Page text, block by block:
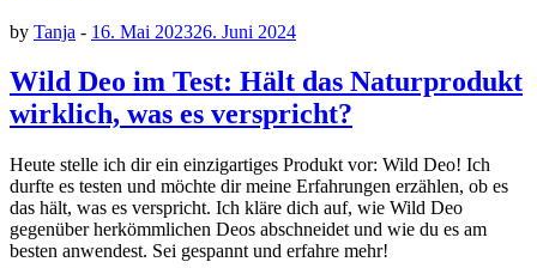
by Tanja - 16. Mai 202326. Juni 2024
Wild Deo im Test: Hält das Naturprodukt
wirklich, was es verspricht?
Heute stelle ich dir ein einzigartiges Produkt vor: Wild Deo! Ich
durfte es testen und möchte dir meine Erfahrungen erzählen, ob es
das hält, was es verspricht. Ich kläre dich auf, wie Wild Deo
gegenüber herkömmlichen Deos abschneidet und wie du es am
besten anwendest. Sei gespannt und erfahre mehr!